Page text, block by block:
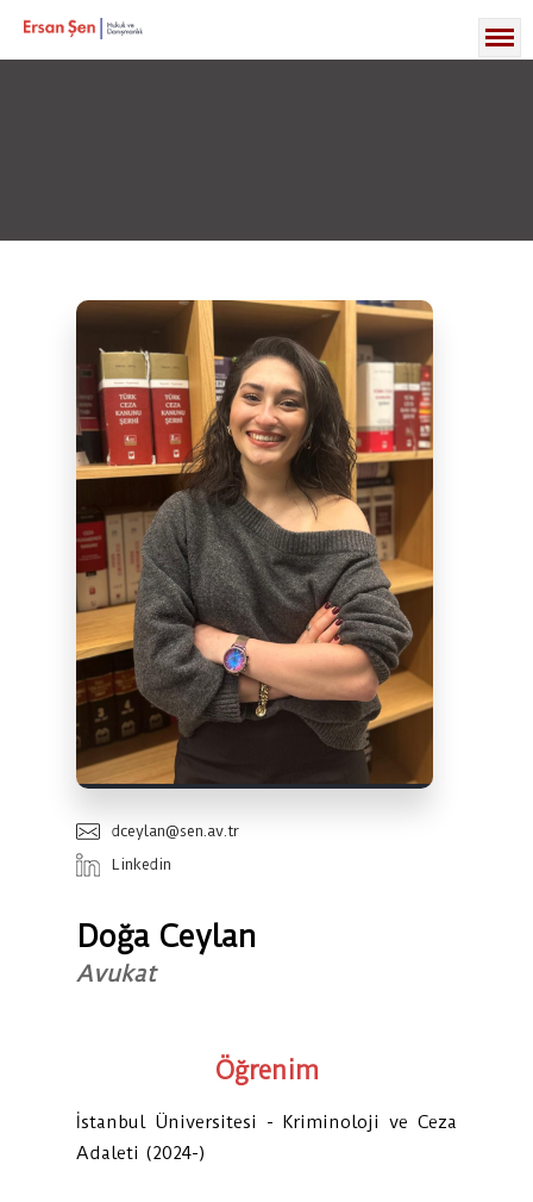
dceylan@sen.av.tr
Linkedin
Doğa Ceylan
Avukat
Öğrenim
İstanbul Üniversitesi - Kriminoloji ve Ceza
Adaleti (2024-)